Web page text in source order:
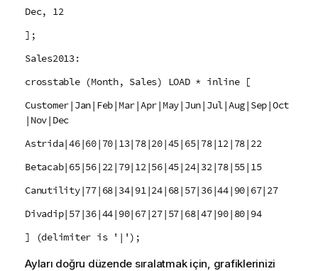
Dec, 12
];
Sales2013:
crosstable (Month, Sales) LOAD * inline [
Customer|Jan|Feb|Mar|Apr|May|Jun|Jul|Aug|Sep|Oct
|Nov|Dec
Astrida|46|60|70|13|78|20|45|65|78|12|78|22
Betacab|65|56|22|79|12|56|45|24|32|78|55|15
Canutility|77|68|34|91|24|68|57|36|44|90|67|27
Divadip|57|36|44|90|67|27|57|68|47|90|80|94
] (delimiter is '|');
Ayları doğru düzende sıralatmak için, grafiklerinizi